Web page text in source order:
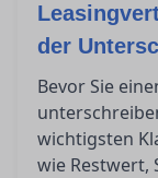
der
Bevor Sie
wichtigsten
wie Restwert,